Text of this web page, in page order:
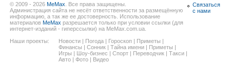
© 2009 - 2026 MeMax . Все права защищены.
Администрация сайта не несёт ответственности за размещённую
информацию, а так же ее достоверность. Использование
материалов MeMax разрешается только при условии ссылки (для
интернет-изданий - гиперссылки) на MeMax.com.ua.
Наши проекты:
Новости | Погода | Гороскоп | Приметы |
Финансы | Сонник | Тайна имени | Приметы |
Игры | Шоу-бизнес | Спорт | Переводчик | Такси |
Авто | Фото | Видео
Связаться
с нами